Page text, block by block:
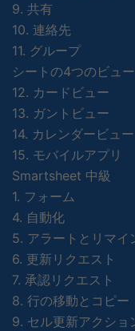
9. 共有
10. 連絡先
11. グループ
シートの4つのビュー
12. カードビュー
13. ガントビュー
14. カレンダービュー
15. モバイルアプリ
Smartsheet 中級
1. フォーム
4. 自動化
5. アラートとリマイ
6. 更新リクエスト
7. 承認リクエスト
8. 行の移動とコピー
9. セル更新アクショ